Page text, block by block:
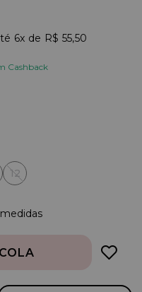
6x R$ 55,50
Cashback
12